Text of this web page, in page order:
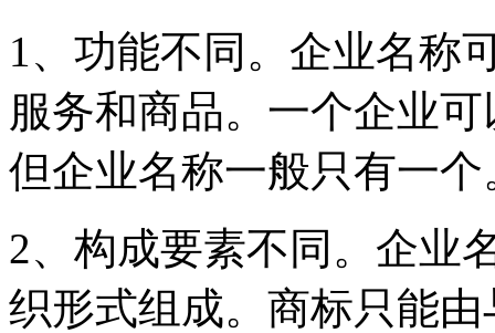
1、功能不同。企业名称
服务和商品。一个企业
但企业名称一般只有一个
2、构成要素不同。企业
织形式组成。商标只能